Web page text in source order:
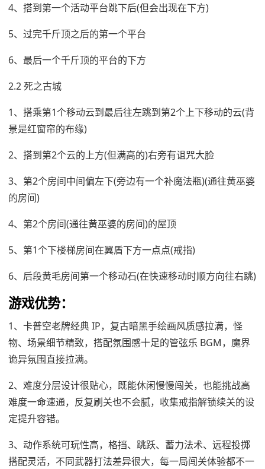
4、搭到第一个活动平台跳下后(但会出现在下方)
5、过完千斤顶之后的第一个平台
6、最后一个千斤顶的平台的下方
2.2 死之古城
1、搭乘第1个移动云到最后往左跳到第2个上下移动的云(背
景是红窗帘的布缘)
2、搭到第2个云的上方(但满高的)右旁有诅咒大脸
3、第2个房间中间偏左下(旁边有一个补魔法瓶)(通往黄巫婆
的房间)
4、第2个房间(通往黄巫婆的房间)的屋顶
5、第1个下楼梯房间在翼盾下方一点点(戒指)
6、后段黄毛房间第一个移动石(在快速移动时顺方向往右跳)
游戏优势：
1、卡普空老牌经典 IP，复古暗黑手绘画风质感拉满，怪
物、场景细节精致，搭配氛围感十足的管弦乐 BGM，魔界
诡异氛围直接拉满。
2、难度分层设计很贴心，既能休闲慢慢闯关，也能挑战高
难度一命速通，反复刷关也不会腻，收集戒指解锁续关的设
定提升容错。
3、动作系统可玩性高，格挡、跳跃、蓄力法术、远程投掷
搭配灵活，不同武器打法差异很大，每一局闯关体验都不一